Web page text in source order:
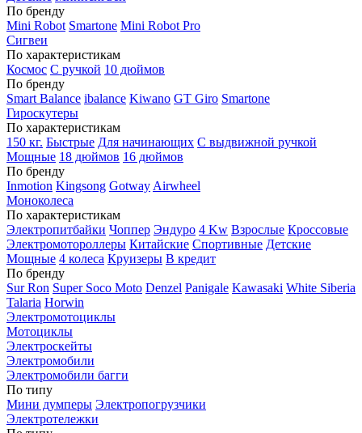
По бренду
Mini Robot Smartone Mini Robot Pro
Сигвеи
По характеристикам
Космос С ручкой 10 дюймов
По бренду
Smart Balance ibalance Kiwano GT Giro Smartone
Гироскутеры
По характеристикам
150 кг. Быстрые Для начинающих С выдвижной ручкой
Мощные 18 дюймов 16 дюймов
По бренду
Inmotion Kingsong Gotway Airwheel
Моноколеса
По характеристикам
Электропитбайки Чоппер Эндуро 4 Kw Взрослые Кроссовые
Электромотороллеры Китайские Спортивные Детские
Мощные 4 колеса Круизеры В кредит
По бренду
Sur Ron Super Soco Moto Denzel Panigale Kawasaki White Siberia
Talaria Horwin
Электромотоциклы
Мотоциклы
Электроскейты
Электромобили
Электромобили багги
По типу
Мини думперы Электропогрузчики
Электротележки